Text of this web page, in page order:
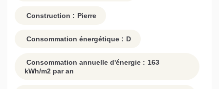
Construction : Pierre
Consommation énergétique : D
Consommation annuelle d'énergie : 163
kWh/m2 par an